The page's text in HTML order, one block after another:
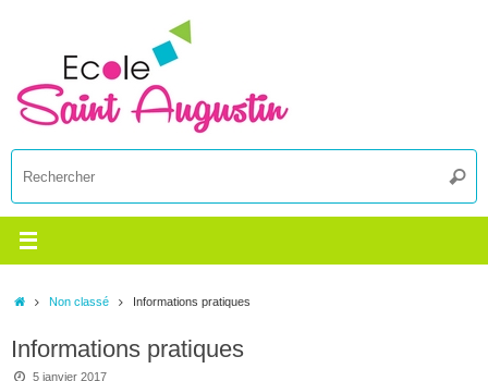
:
AccueilNon classé Informations pratiques
Informations pratiques
5 janvier 2017